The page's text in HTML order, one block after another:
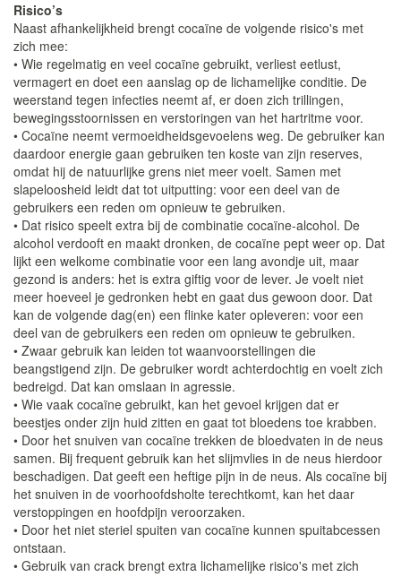
Risico’s
Naast afhankelijkheid brengt cocaïne de volgende risico's met
zich mee:
• Wie regelmatig en veel cocaïne gebruikt, verliest eetlust,
vermagert en doet een aanslag op de lichamelijke conditie. De
weerstand tegen infecties neemt af, er doen zich trillingen,
bewegingsstoornissen en verstoringen van het hartritme voor.
• Cocaïne neemt vermoeidheidsgevoelens weg. De gebruiker kan
daardoor energie gaan gebruiken ten koste van zijn reserves,
omdat hij de natuurlijke grens niet meer voelt. Samen met
slapeloosheid leidt dat tot uitputting: voor een deel van de
gebruikers een reden om opnieuw te gebruiken.
• Dat risico speelt extra bij de combinatie cocaïne-alcohol. De
alcohol verdooft en maakt dronken, de cocaïne pept weer op. Dat
lijkt een welkome combinatie voor een lang avondje uit, maar
gezond is anders: het is extra giftig voor de lever. Je voelt niet
meer hoeveel je gedronken hebt en gaat dus gewoon door. Dat
kan de volgende dag(en) een flinke kater opleveren: voor een
deel van de gebruikers een reden om opnieuw te gebruiken.
• Zwaar gebruik kan leiden tot waanvoorstellingen die
beangstigend zijn. De gebruiker wordt achterdochtig en voelt zich
bedreigd. Dat kan omslaan in agressie.
• Wie vaak cocaïne gebruikt, kan het gevoel krijgen dat er
beestjes onder zijn huid zitten en gaat tot bloedens toe krabben.
• Door het snuiven van cocaïne trekken de bloedvaten in de neus
samen. Bij frequent gebruik kan het slijmvlies in de neus hierdoor
beschadigen. Dat geeft een heftige pijn in de neus. Als cocaïne bij
het snuiven in de voorhoofdsholte terechtkomt, kan het daar
verstoppingen en hoofdpijn veroorzaken.
• Door het niet steriel spuiten van cocaïne kunnen spuitabcessen
ontstaan.
• Gebruik van crack brengt extra lichamelijke risico's met zich